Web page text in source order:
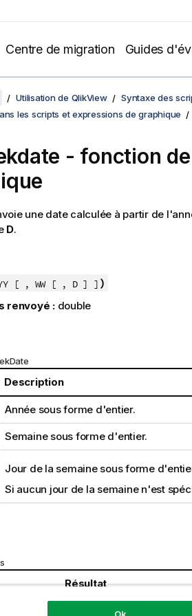
Centre de migration Guides
Utilisation de QlikView
Syntaxe des
les scripts et expressions de graphique
- fonction
une date calculée à partir de
D.
[ , WW [ , D ] ] )
renvoyé :double
Description
Année sous forme d'entier.
Semaine sous forme d'entier.
Jour de la semaine sous forme
Si aucun jour de la semaine n'est
Résultat
2014-02-09